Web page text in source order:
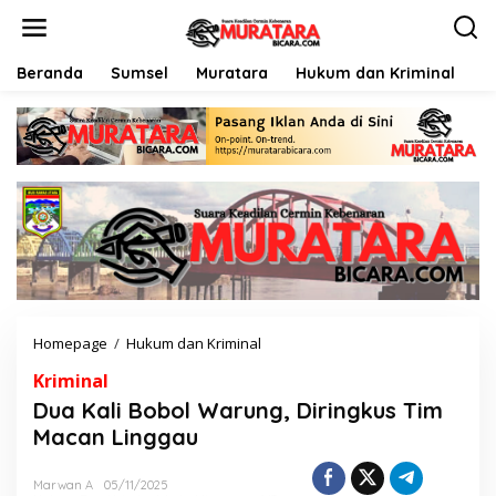
Beranda Sumsel Muratara Hukum dan Kriminal
Homepage / Hukum dan Kriminal
K
a
Kriminal
Dua Kali Bobol Warung, Diringkus Tim
Macan Linggau
Marwan A
05/11/2025